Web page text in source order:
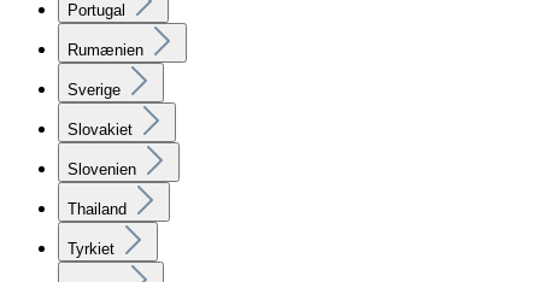
Portugal
Rumænien
Sverige
Slovakiet
Slovenien
Thailand
Tyrkiet